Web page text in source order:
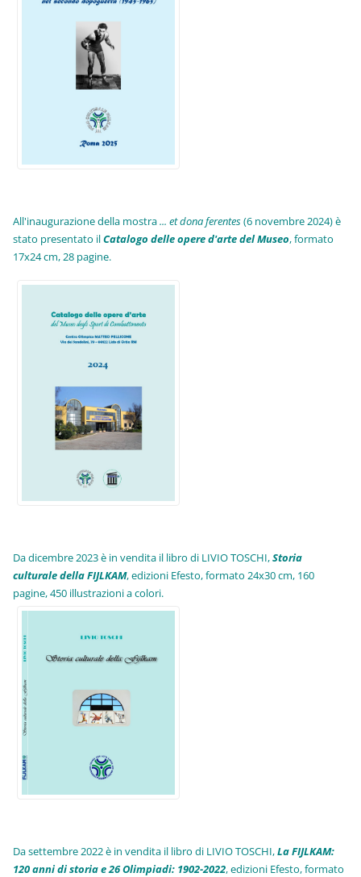
All'inaugurazione della mostra... et dona ferentes(6 novembre 2024) è
stato presentato ilCatalogo delle opere d'arte del Museo, formato
17x24 cm, 28 pagine.
Da dicembre 2023 è in vendita il libro di LIVIO TOSCHI,Storia
culturale della FIJLKAM, edizioni Efesto, formato 24x30 cm, 160
pagine, 450 illustrazioni a colori.
Da settembre 2022 è in vendita il libro di LIVIO TOSCHI,La FIJLKAM:
120 anni di storia e 26 Olimpiadi: 1902-2022, edizioni Efesto, formato